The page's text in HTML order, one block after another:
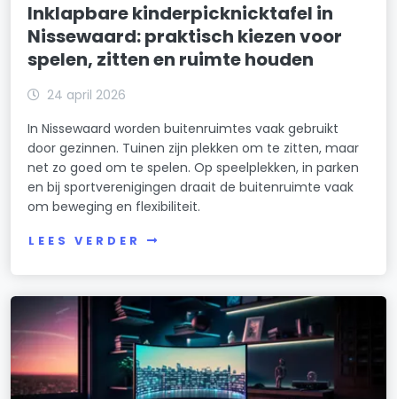
Inklapbare kinderpicknicktafel in
Nissewaard: praktisch kiezen voor
spelen, zitten en ruimte houden
24 april 2026
In Nissewaard worden buitenruimtes vaak gebruikt
door gezinnen. Tuinen zijn plekken om te zitten, maar
net zo goed om te spelen. Op speelplekken, in parken
en bij sportverenigingen draait de buitenruimte vaak
om beweging en flexibiliteit.
LEES VERDER